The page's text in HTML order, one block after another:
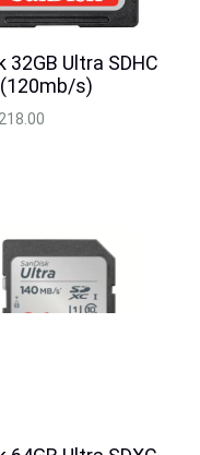
32GB Ultra SDHC
s)